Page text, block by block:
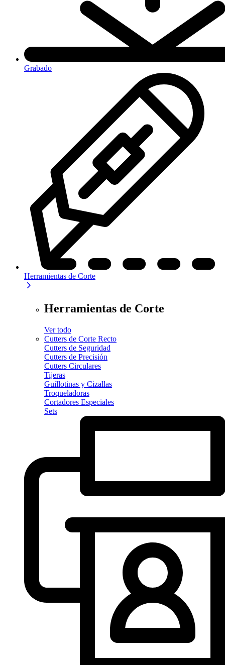
Grabado
Herramientas de Corte
Herramientas de Corte
Ver todo
Cutters de Corte Recto
Cutters de Seguridad
Cutters de Precisión
Cutters Circulares
Tijeras
Guillotinas y Cizallas
Troqueladoras
Cortadores Especiales
Sets